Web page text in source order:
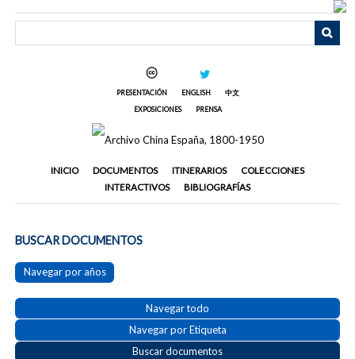
PRESENTACIÓN ENGLISH
中文
EXPOSICIONES
PRENSA
INICIO DOCUMENTOS ITINERARIOS
COLECCIONES
INTERACTIVOS
BIBLIOGRAFÍAS
BUSCAR DOCUMENTOS
Navegar por años
Navegar todo
Navegar por Etiqueta
Buscar documentos